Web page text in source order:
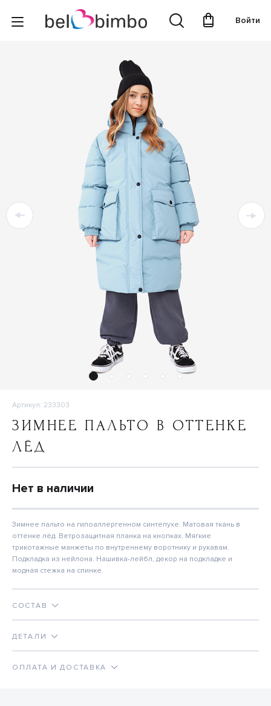
Войти
Артикул: 233303
ЗИМНЕЕ ПАЛЬТО В ОТТЕНКЕ
ЛЁД
Нет в наличии
Зимнее пальто на гипоаллергенном синтепухе. Матовая ткань в
оттенке лёд. Ветрозащитная планка на кнопках. Мягкие
трикотажные манжеты по внутреннему воротнику и рукавам.
Подкладка из нейлона. Нашивка-лейбл, декор на подкладке и
модная стежка на спинке.
СОСТАВ
ДЕТАЛИ
ОПЛАТА И ДОСТАВКА